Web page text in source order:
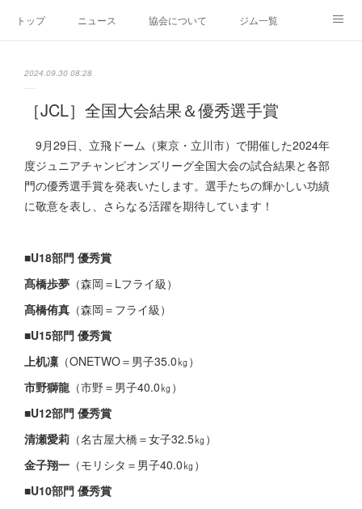
トップ ニュース 協会について ジム一覧
2024.09.30 08:28
［JCL］全国大会結果＆優秀選手賞
9月29日、立飛ドーム（東京・立川市）で開催した2024年
度ジュニアチャンピオンズリーグ全国大会の試合結果と各部
門の優秀選手賞を発表いたします。選手たちの輝かしい功績
に敬意を表し、さらなる活躍を期待しています！
■U18部門 優秀賞
髙橋歩夢 （森岡＝Lフライ級）
髙橋侑真 （森岡＝フライ級）
■U15部門 優秀賞
上机凜 （ONETWO＝男子35.0㎏）
市野獅龍 （市野＝男子40.0㎏）
■U12部門 優秀賞
清瀬愛莉 （名古屋大橋＝女子32.5㎏）
金子翔一 （モリシタ＝男子40.0㎏）
■U10部門 優秀賞